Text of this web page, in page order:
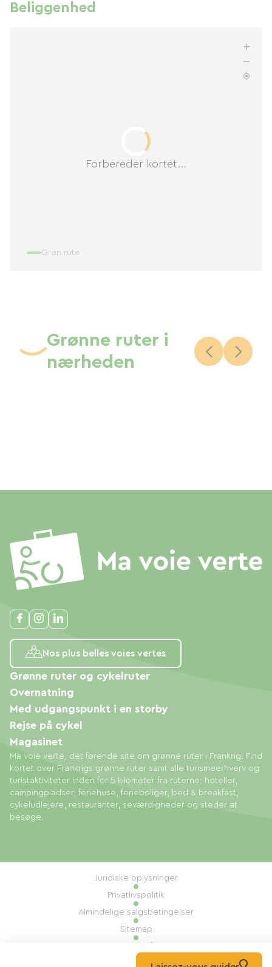
Beliggenhed
Forbereder kortet...
Grøn rute
Grønne ruter i
nærheden
Nos plus belles voies vertes
Ma voie verte, det førende site om grønne ruter i Frankrig. Find
kortet over Frankrigs grønne ruter samt alle turismeerhverv og
turistaktiviteter inden for 5 kilometer fra ruterne: hoteller,
campingpladser, feriehuse, ferieboliger, bed & breakfast,
cykeludlejere, restauranter, seværdigheder og steder at
besøge.
Grønne ruter og cykelruter
Overnatning
Med udgangspunkt i en storby
Rejse på cykel
Magasinet
Juridiske oplysninger
Privatlivspolitik
Almindelige salgsbetingelser
Sitemap
Udført af: Mill, Privas